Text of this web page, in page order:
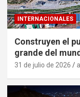
INTERNACIONALES
Construyen el
grande del
31 de julio de 2026